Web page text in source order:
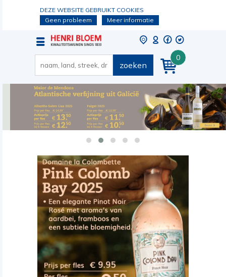
DEZE WEBSITE GEBRUIKT COOKIES
Geen probleem
Meer informatie
0
zoeken